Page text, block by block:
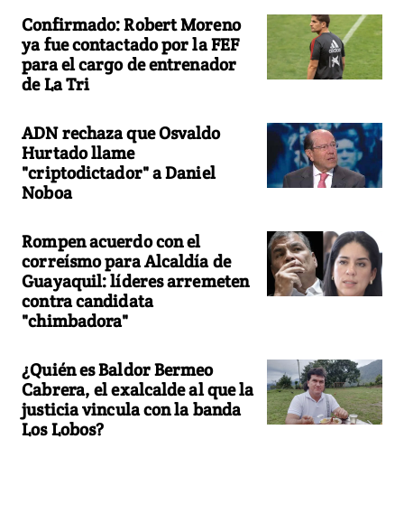
Confirmado: Robert Moreno
ya fue contactado por la FEF
para el cargo de entrenador
de La Tri
ADN rechaza que Osvaldo
Hurtado llame
"criptodictador" a Daniel
Noboa
Rompen acuerdo con el
correísmo para Alcaldía de
Guayaquil: líderes arremeten
contra candidata
"chimbadora"
¿Quién es Baldor Bermeo
Cabrera, el exalcalde al que la
justicia vincula con la banda
Los Lobos?